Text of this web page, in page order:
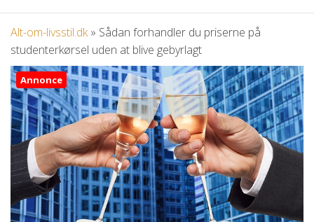
Alt-om-livsstil.dk» Sådan forhandler du priserne på
studenterkørsel uden at blive gebyrlagt
Annonce